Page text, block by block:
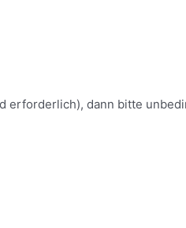
dann bitte